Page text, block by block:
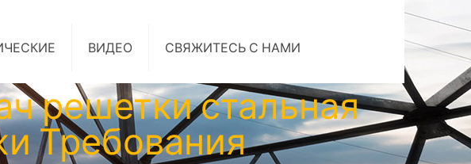
ВИДЕО СВЯЖИТЕСЬ С НАМИ
решетки стальная
Требования